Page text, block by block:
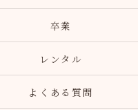
卒業
レンタル
よくある質問